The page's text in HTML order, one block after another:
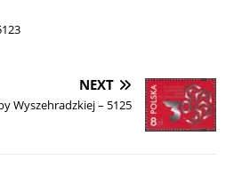
NEXT
Wyszehradzkiej – 5125